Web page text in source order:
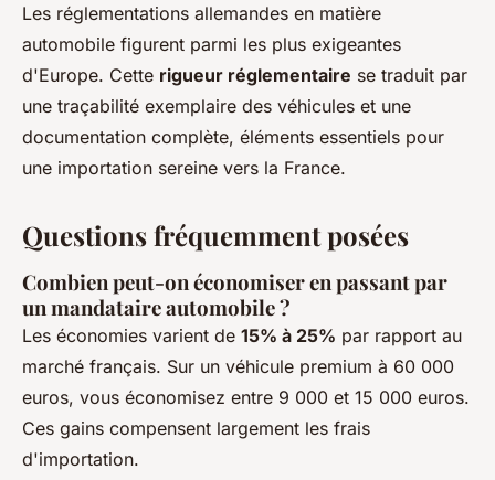
Les réglementations allemandes en matière
automobile figurent parmi les plus exigeantes
d'Europe. Cette rigueur réglementaire se traduit par
une traçabilité exemplaire des véhicules et une
documentation complète, éléments essentiels pour
une importation sereine vers la France.
Questions fréquemment posées
Combien peut-on économiser en passant par
un mandataire automobile ?
Les économies varient de 15% à 25% par rapport au
marché français. Sur un véhicule premium à 60 000
euros, vous économisez entre 9 000 et 15 000 euros.
Ces gains compensent largement les frais
d'importation.